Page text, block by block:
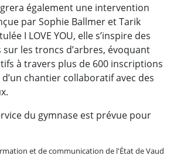
également une intervention
par Sophie Ballmer et Tarik
I LOVE YOU, elle s’inspire des
les troncs d’arbres, évoquant
à travers plus de 600 inscriptions
chantier collaboratif avec des
du gymnase est prévue pour
et de communication de l'État de Vaud